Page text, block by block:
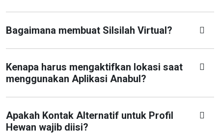
Bagaimana membuat Silsilah Virtual?
Kenapa harus mengaktifkan lokasi saat
menggunakan Aplikasi Anabul?
Apakah Kontak Alternatif untuk Profil
Hewan wajib diisi?